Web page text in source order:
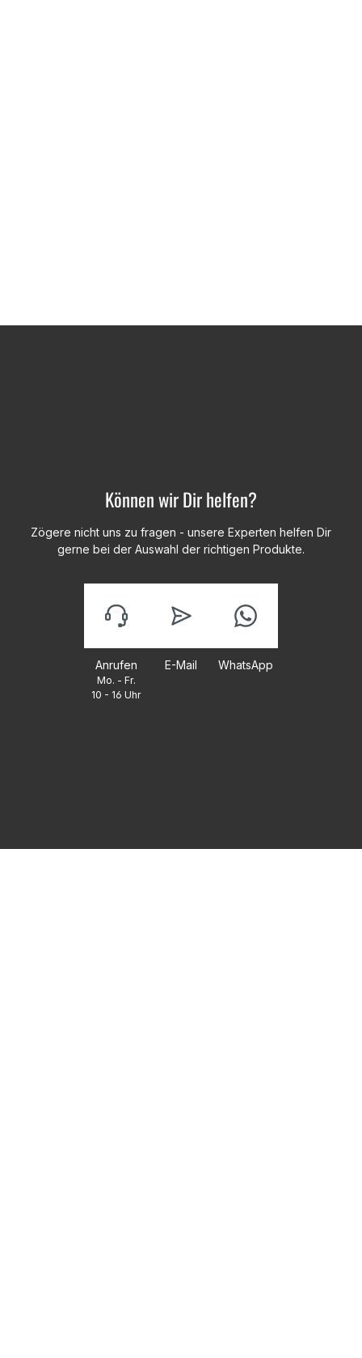
Können wir Dir helfen?
Zögere nicht uns zu fragen - unsere Experten helfen Dir
gerne bei der Auswahl der richtigen Produkte.
Anrufen
Mo. - Fr.
10 - 16 Uhr
E-Mail WhatsApp